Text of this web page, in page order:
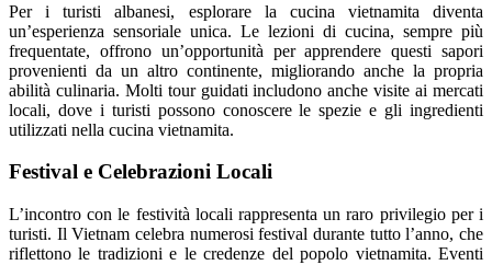
Per i turisti albanesi, esplorare la cucina vietnamita diventa
un’esperienza sensoriale unica. Le lezioni di cucina, sempre più
frequentate, offrono un’opportunità per apprendere questi sapori
provenienti da un altro continente, migliorando anche la propria
abilità culinaria. Molti tour guidati includono anche visite ai mercati
locali, dove i turisti possono conoscere le spezie e gli ingredienti
utilizzati nella cucina vietnamita.
Festival e Celebrazioni Locali
L’incontro con le festività locali rappresenta un raro privilegio per i
turisti. Il Vietnam celebra numerosi festival durante tutto l’anno, che
riflettono le tradizioni e le credenze del popolo vietnamita. Eventi